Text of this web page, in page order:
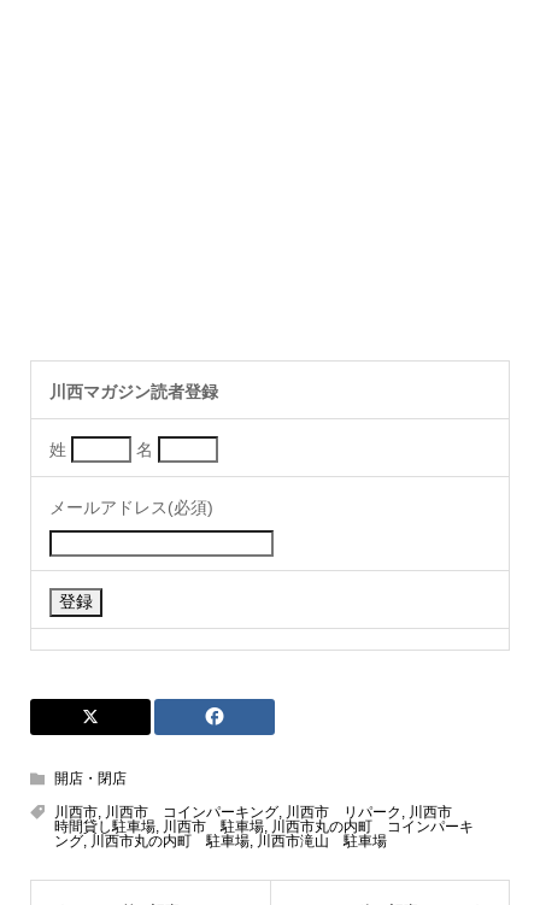
川西マガジン読者登録
姓 名
メールアドレス(必須)
開店・閉店
川西市, 川西市 コインパーキング, 川西市 リパーク
川西市
時間貸し駐車場, 川西市 駐車場, 川西市丸の内町 コインパーキ
ング, 川西市丸の内町 駐車場, 川西市滝山 駐車場